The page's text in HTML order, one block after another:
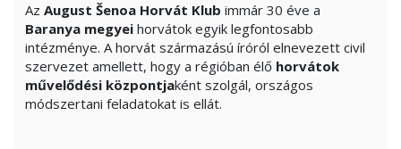
Az August Šenoa Horvát Klub immár 30 éve a
Baranya megyei horvátok egyik legfontosabb
intézménye. A horvát származású íróról elnevezett civil
szervezet amellett, hogy a régióban élő horvátok
művelődési központjaként szolgál, országos
módszertani feladatokat is ellát.